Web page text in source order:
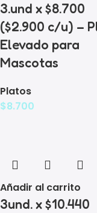
3.und x $8.700
($2.900 c/u) –
Elevado para
Mascotas
Platos
$8.700
Añadir al carrito
3und. x $10.440